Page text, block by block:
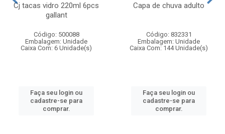
Cj tacas vidro 220ml 6pcs
gallant
Código: 500088
Embalagem: Unidade
Caixa Com: 6 Unidade(s)
Faça seu login ou
cadastre-se para
comprar.
Capa de chuva adulto
Código: 832331
Embalagem: Unidade
Caixa Com: 144 Unidade(s)
Faça seu login ou
cadastre-se para
comprar.